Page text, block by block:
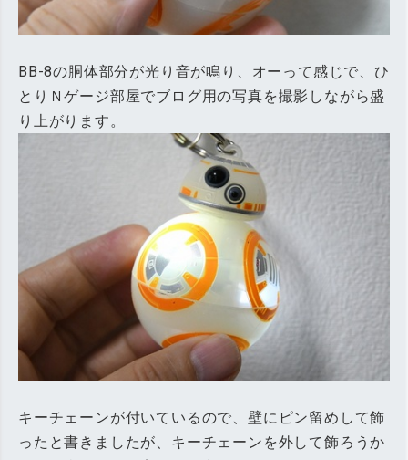
BB-8の胴体部分が光り音が鳴り、オーって感じで、ひ
とりＮゲージ部屋でブログ用の写真を撮影しながら盛
り上がります。
キーチェーンが付いているので、壁にピン留めして飾
ったと書きましたが、キーチェーンを外して飾ろうか